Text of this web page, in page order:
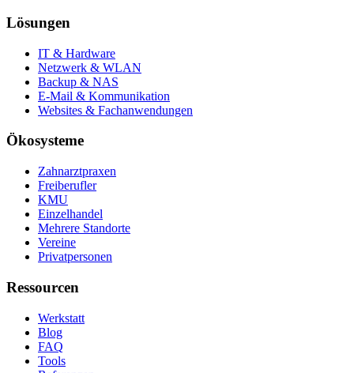
Lösungen
IT & Hardware
Netzwerk & WLAN
Backup & NAS
E-Mail & Kommunikation
Websites & Fachanwendungen
Ökosysteme
Zahnarztpraxen
Freiberufler
KMU
Einzelhandel
Mehrere Standorte
Vereine
Privatpersonen
Ressourcen
Werkstatt
Blog
FAQ
Tools